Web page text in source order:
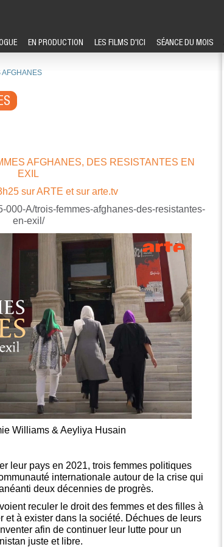
EN PRODUCTION LES FILMS D'ICI SÉANCE DU MOIS
AFGHANES
AFGHANES, DES RESISTANTES EN
EXIL
sur ARTE et sur arte.tv
000-A/trois-femmes-afghanes-des-resistantes-
en-exil/
Williams & Aeyliya Husain
leur pays en 2021, trois femmes politiques
internationale autour de la crise qui
deux décennies de progrès.
reculer le droit des femmes et des filles à
et à exister dans la société. Déchues de leurs
afin de continuer leur lutte pour un
juste et libre.